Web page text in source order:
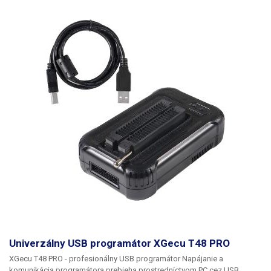
WIN 10 (32bit a 64 bit). Programátory sa používajú pri opravách a servise
všetkej elektroniky od priemyselných strojov a počítačov až po bielu
techniku. Programátor je tiež výborným darčekom pre domáceho
majstra, bastliara, ktorého koníčkom je elektronika a programovanie IO.
Softvér pre programátor je len v angličtine, aktuálnu verziu si môžete
TU.
webovej stránke výrobcu:
Funkcie a vlastnosti:1. Možnosť používať
až 4 programátory súčasne na jednom počítači. 4. Prepäťová a
nadprúdová ochrana VCC/VPP. 5. Široká škála podpory viac ako 15 000
čipov 6. Sériové rozhranie ICSP pre SPI 7. CMOS4000 séria 74/54 IC test.
8. Detekcia pinov IO 9. Funkcia autotestu informácií o VPP, VCC, GND a
I/O 10.Programovanie I/O: zásuvka ZIF-40 a konektor ICSP 11.Sériové
programovanie pamäte SPI (nové typy BIOS od 1,8 V) 12.Programovanie
pamäte NAND FLASH 13.Programovanie logických matíc PAL/GAL
14.Testovanie logických obvodov TTL/CMOS 15.Programovacie napätie
VPP: 1,8V - 6,5V, VCC 1,8-18V 15.Bezplatné aktualizácie softvéru a
Univerzálny USB programátor XGecu T48 PRO
XGecu T48 PRO - profesionálny USB programátor